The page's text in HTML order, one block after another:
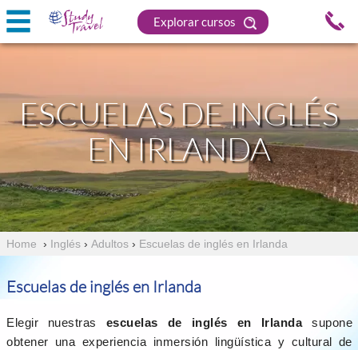
Explorar cursos
ESCUELAS DE INGLÉS
EN IRLANDA
Home › Inglés › Adultos › Escuelas de inglés en Irlanda
Escuelas de inglés en Irlanda
Elegir nuestras escuelas de inglés en Irlandasupone
obtener una experiencia inmersión lingüística y cultural de